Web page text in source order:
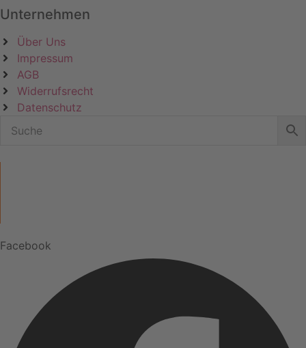
Unternehmen
Über Uns
Impressum
AGB
Widerrufsrecht
Datenschutz
Facebook